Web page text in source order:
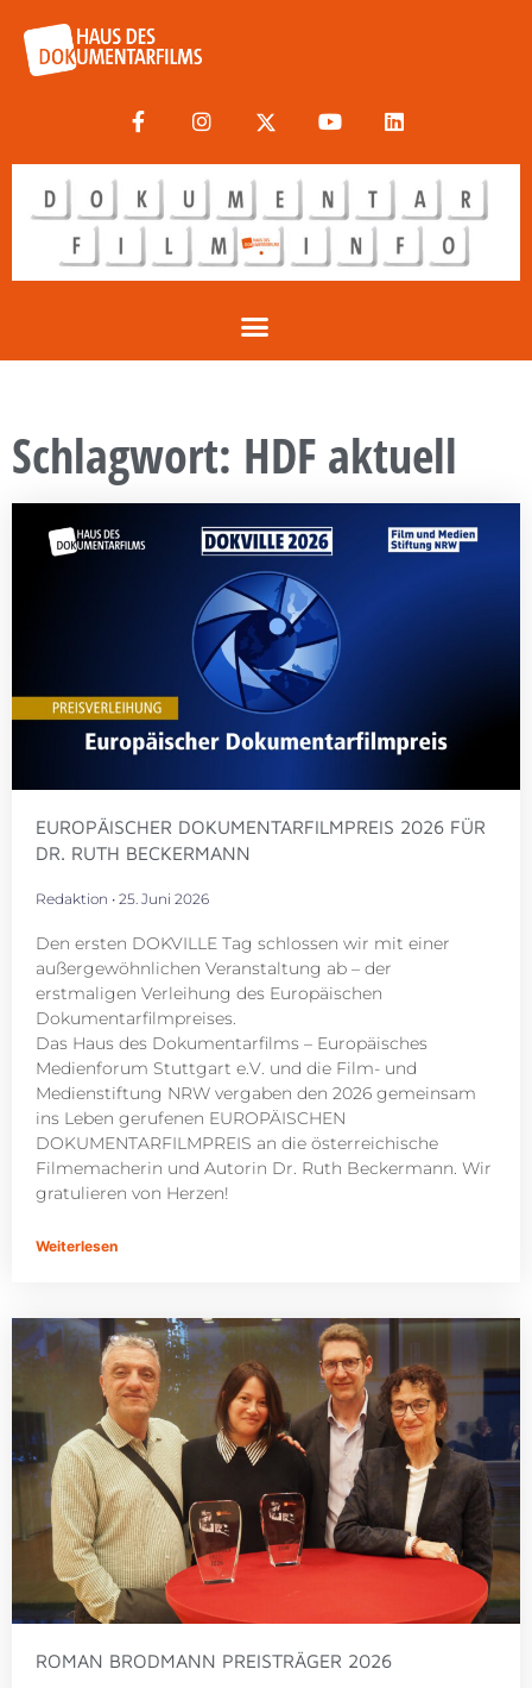
Schlagwort: HDF aktuell
EUROPÄISCHER DOKUMENTARFILMPREIS 2026 FÜR
DR. RUTH BECKERMANN
Redaktion 25. Juni 2026
Den ersten DOKVILLE Tag schlossen wir mit einer
außergewöhnlichen Veranstaltung ab – der
erstmaligen Verleihung des Europäischen
Dokumentarfilmpreises.
Das Haus des Dokumentarfilms – Europäisches
Medienforum Stuttgart e.V. und die Film- und
Medienstiftung NRW vergaben den 2026 gemeinsam
ins Leben gerufenen EUROPÄISCHEN
DOKUMENTARFILMPREIS an die österreichische
Filmemacherin und Autorin Dr. Ruth Beckermann. Wir
gratulieren von Herzen!
Weiterlesen
ROMAN BRODMANN PREISTRÄGER 2026